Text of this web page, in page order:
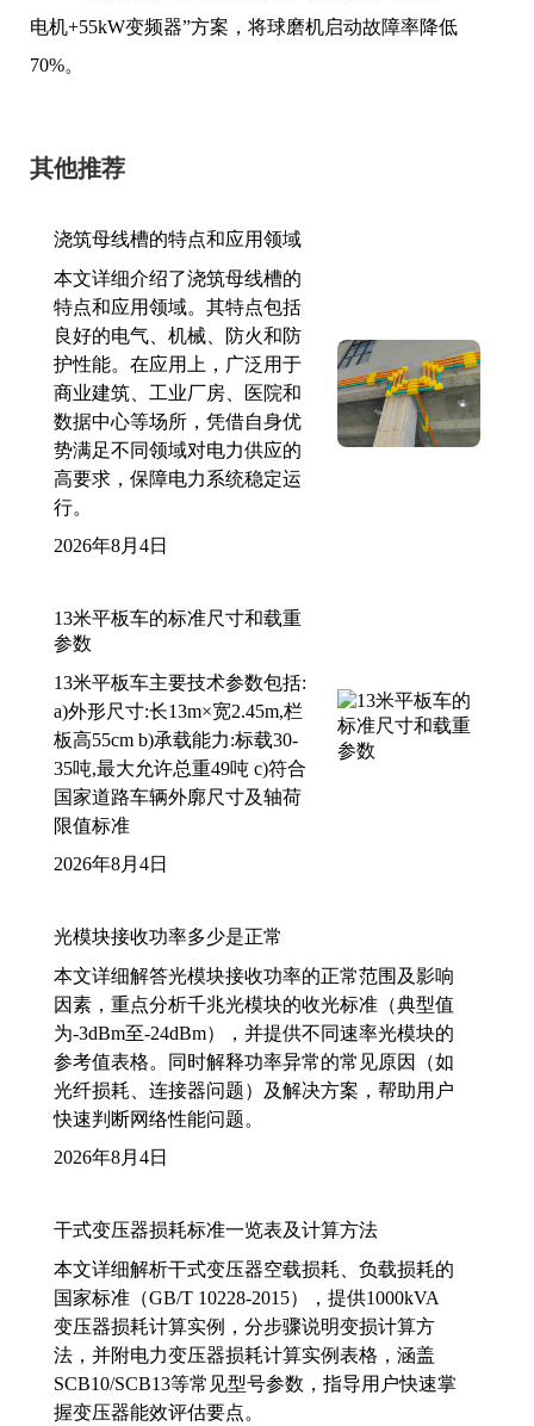
电机+55kW变频器”方案，将球磨机启动故障率降低
70%。
其他推荐
浇筑母线槽的特点和应用领域
本文详细介绍了浇筑母线槽的
特点和应用领域。其特点包括
良好的电气、机械、防火和防
护性能。在应用上，广泛用于
商业建筑、工业厂房、医院和
数据中心等场所，凭借自身优
势满足不同领域对电力供应的
高要求，保障电力系统稳定运
行。
2026年8月4日
13米平板车的标准尺寸和载重
参数
13米平板车主要技术参数包括:
a)外形尺寸:长13m×宽2.45m,栏
板高55cm b)承载能力:标载30-
35吨,最大允许总重49吨 c)符合
国家道路车辆外廓尺寸及轴荷
限值标准
2026年8月4日
光模块接收功率多少是正常
本文详细解答光模块接收功率的正常范围及影响
因素，重点分析千兆光模块的收光标准（典型值
为-3dBm至-24dBm），并提供不同速率光模块的
参考值表格。同时解释功率异常的常见原因（如
光纤损耗、连接器问题）及解决方案，帮助用户
快速判断网络性能问题。
2026年8月4日
干式变压器损耗标准一览表及计算方法
本文详细解析干式变压器空载损耗、负载损耗的
国家标准（GB/T 10228-2015），提供1000kVA
变压器损耗计算实例，分步骤说明变损计算方
法，并附电力变压器损耗计算实例表格，涵盖
SCB10/SCB13等常见型号参数，指导用户快速掌
握变压器能效评估要点。